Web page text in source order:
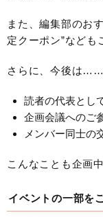
また、編集部のお
定クーポン”なども
さらに、今後は……
読者の代表とし
企画会議へのご
メンバー同士の
こんなことも企画
イベントの一部を